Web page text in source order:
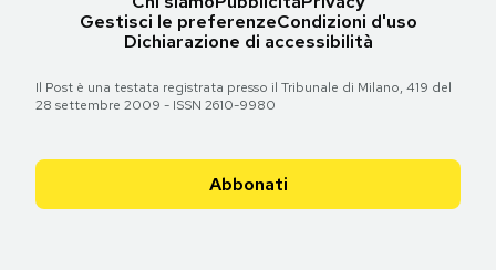
Gestisci le preferenzeCondizioni d'uso
Dichiarazione di accessibilità
Il Post è una testata registrata presso il Tribunale di Milano, 419 del
28 settembre 2009 - ISSN 2610-9980
Abbonati